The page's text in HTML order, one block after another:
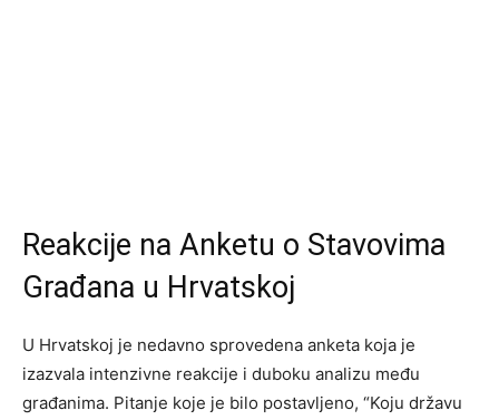
Reakcije na Anketu o Stavovima
Građana u Hrvatskoj
U Hrvatskoj je nedavno sprovedena anketa koja je
izazvala intenzivne reakcije i duboku analizu među
građanima. Pitanje koje je bilo postavljeno, “Koju državu